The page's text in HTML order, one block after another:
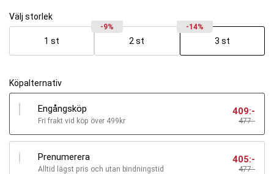
Välj storlek
1 st
-9%
2 st
-14%
3 st
Köpalternativ
Engångsköp
Fri frakt vid köp över 499kr 477:-
409:-
Prenumerera
Alltid lägst pris och utan bindningstid 477:-
405:-